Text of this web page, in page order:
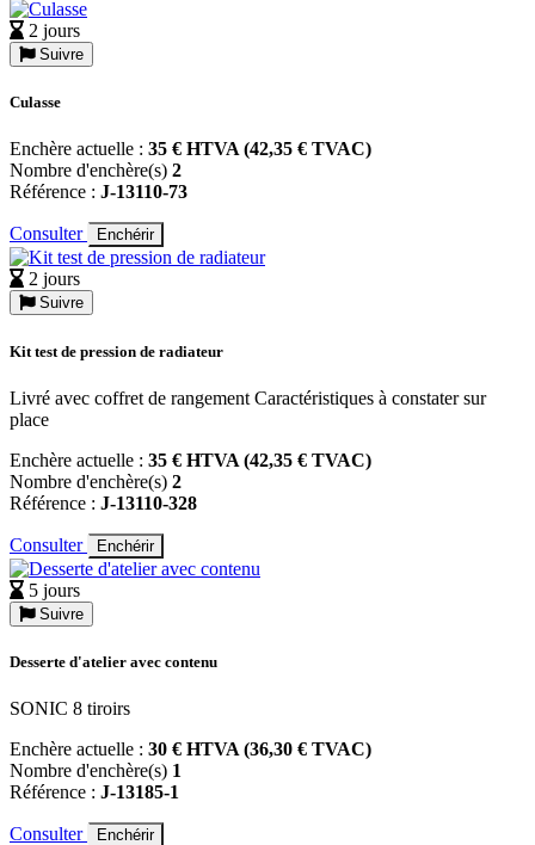
2 jours
Suivre
Culasse
Enchère actuelle : 35 € HTVA (42,35 € TVAC)
Nombre d'enchère(s) 2
Référence : J-13110-73
Consulter Enchérir
2 jours
Suivre
Kit test de pression de radiateur
Livré avec coffret de rangement Caractéristiques à constater sur
place
Enchère actuelle : 35 € HTVA (42,35 € TVAC)
Nombre d'enchère(s) 2
Référence : J-13110-328
Consulter Enchérir
5 jours
Suivre
Desserte d'atelier avec contenu
SONIC 8 tiroirs
Enchère actuelle : 30 € HTVA (36,30 € TVAC)
Nombre d'enchère(s) 1
Référence : J-13185-1
Consulter Enchérir